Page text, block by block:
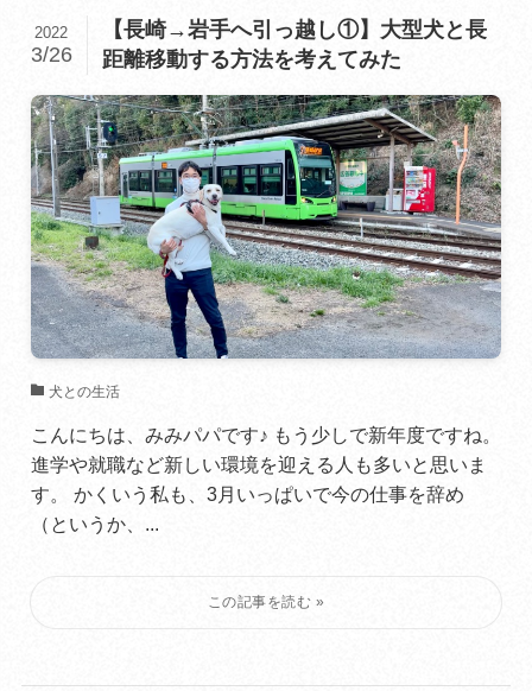
【長崎→岩手へ引っ越し①】大型犬と長
距離移動する方法を考えてみた
2022
3/26
犬との生活
こんにちは、みみパパです♪ もう少しで新年度ですね。
進学や就職など新しい環境を迎える人も多いと思いま
す。 かくいう私も、3月いっぱいで今の仕事を辞め
（というか、...